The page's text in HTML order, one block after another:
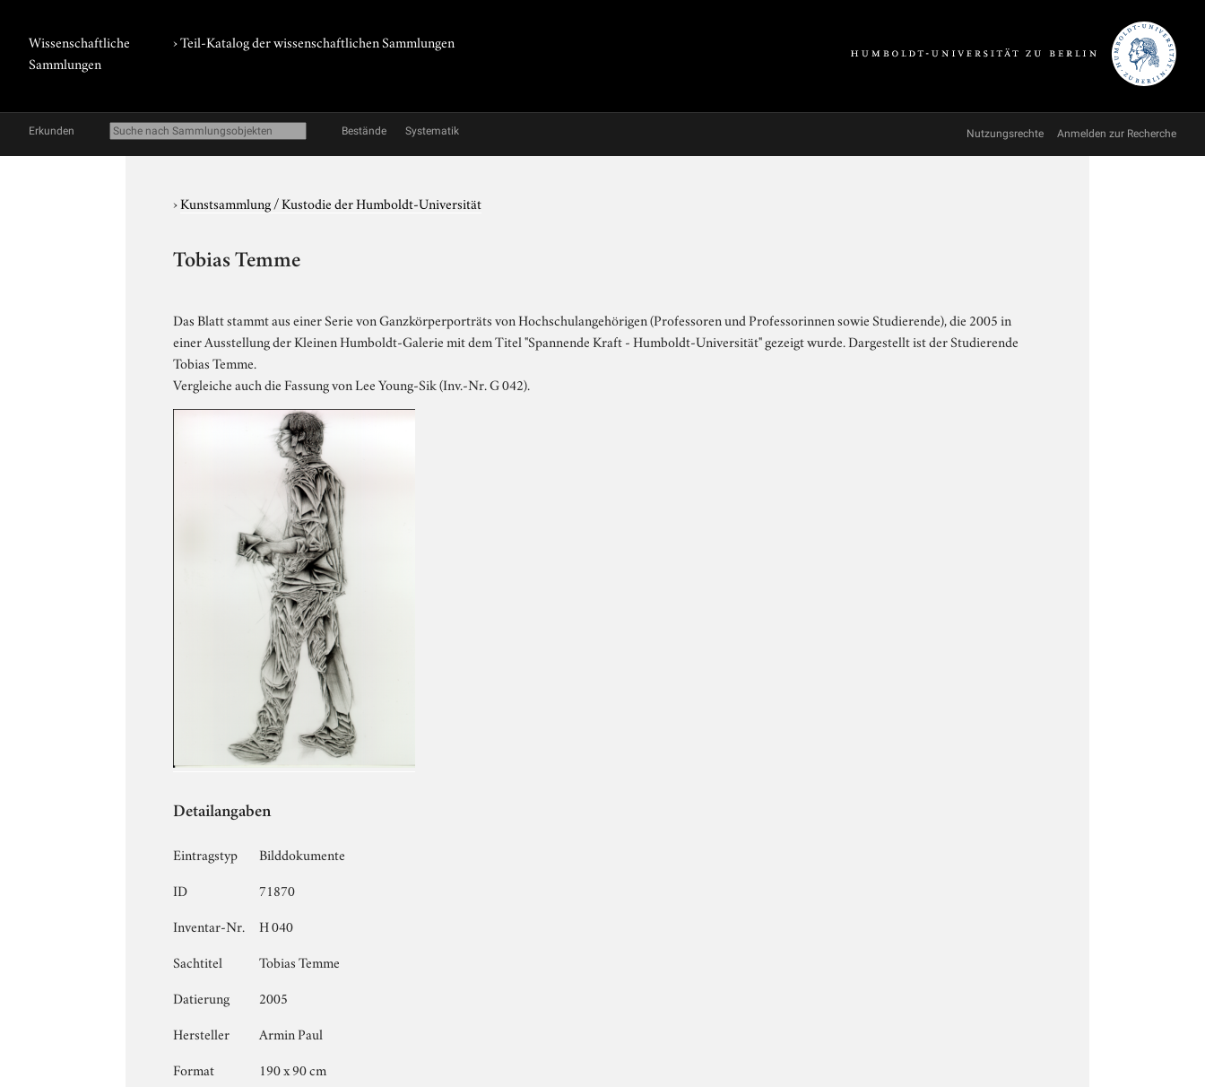
Wissenschaftliche
Sammlungen
› Teil-Katalog der wissenschaftlichen Sammlungen
Erkunden Bestände Systematik Nutzungsrechte Anmelden zur Recherche
›Kunstsammlung / Kustodie der Humboldt-Universität
Tobias Temme
Das Blatt stammt aus einer Serie von Ganzkörperporträts von Hochschulangehörigen (Professoren und Professorinnen sowie Studierende), die 2005 in
einer Ausstellung der Kleinen Humboldt-Galerie mit dem Titel "Spannende Kraft - Humboldt-Universität" gezeigt wurde. Dargestellt ist der Studierende
Tobias Temme.
Vergleiche auch die Fassung von Lee Young-Sik (Inv.-Nr. G 042).
Detailangaben
Eintragstyp
Bilddokumente
ID
71870
Inventar-Nr.
H 040
Sachtitel
Tobias Temme
Datierung
2005
Hersteller
Armin Paul
Format
190 x 90 cm